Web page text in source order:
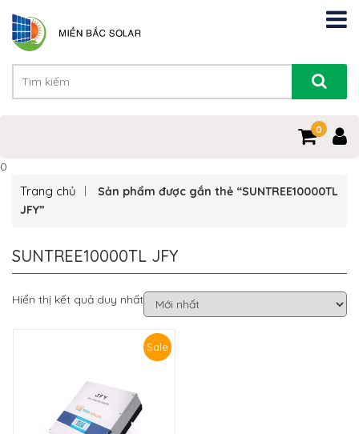
0
0
Trang chủ
Sản phẩm được gắn thẻ “SUNTREE10000TL
JFY”
SUNTREE10000TL JFY
Hiển thị kết quả duy nhất
Sale